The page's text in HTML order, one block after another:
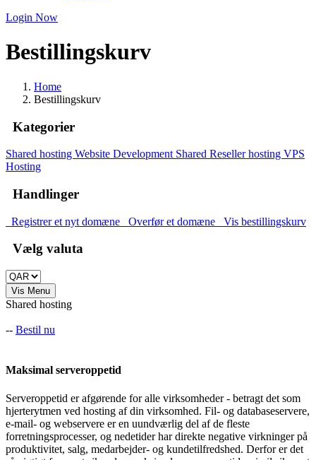
Login Now
Bestillingskurv
Home
Bestillingskurv
Kategorier
Shared hosting Website Development Shared Reseller hosting VPS
Hosting
Handlinger
Registrer et nyt domæne Overfør et domæne Vis bestillingskurv
Vælg valuta
Vis Menu
Shared hosting
-- Bestil nu
Maksimal serveroppetid
Serveroppetid er afgørende for alle virksomheder - betragt det som
hjerterytmen ved hosting af din virksomhed. Fil- og databaseservere,
e-mail- og webservere er en uundværlig del af de fleste
forretningsprocesser, og nedetider har direkte negative virkninger på
produktivitet, salg, medarbejder- og kundetilfredshed. Derfor er det